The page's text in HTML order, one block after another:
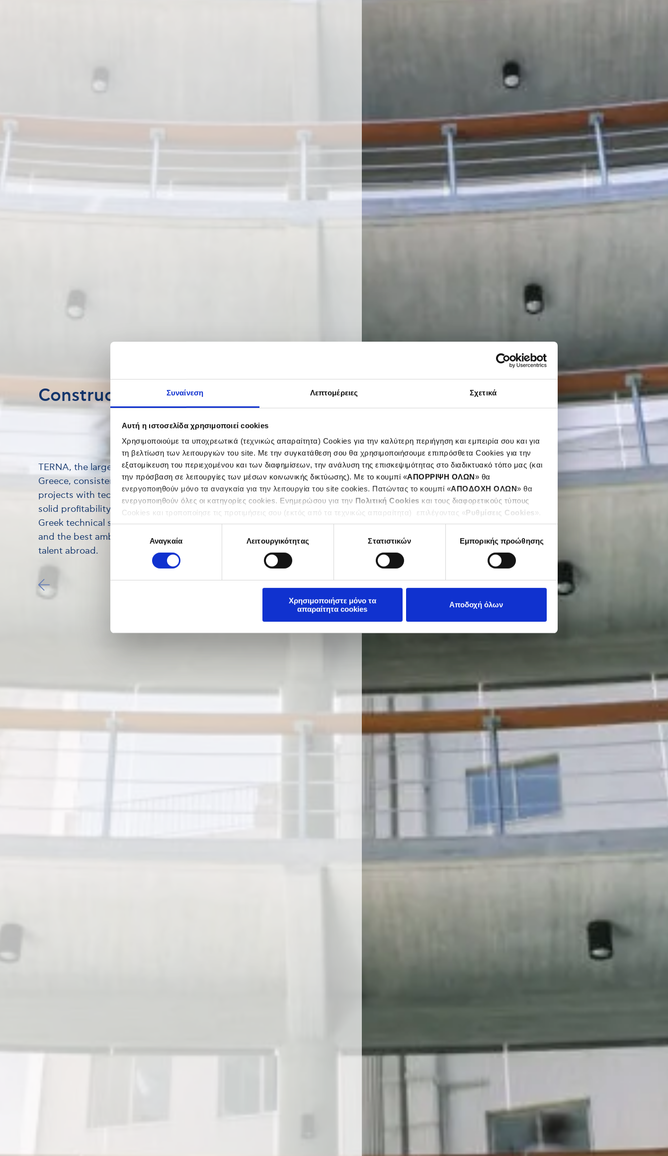
Συναίνεση Λεπτομέρειες Σχετικά
Αυτή η ιστοσελίδα χρησιμοποιεί cookies
Χρησιμοποιούμε τα υποχρεωτικά (τεχνικώς απαραίτητα) Cookies για την καλύτερη περιήγηση και εμπειρία σου και για
τη βελτίωση των λειτουργιών του site. Με την συγκατάθεση σου θα χρησιμοποιήσουμε επιπρόσθετα Cookies για την
εξατομίκευση του περιεχομένου και των διαφημίσεων, την ανάλυση της επισκεψιμότητας στο διαδικτυακό τόπο μας (και
την πρόσβαση σε λειτουργίες των μέσων κοινωνικής δικτύωσης). Με το κουμπί «ΑΠΟΡΡΙΨΗ ΟΛΩΝ» θα
ενεργοποιηθούν μόνο τα αναγκαία για την λειτουργία του site cookies. Πατώντας το κουμπί «ΑΠΟΔΟΧΗ ΟΛΩΝ» θα
ενεργοποιηθούν όλες οι κατηγορίες cookies. Ενημερώσου για την Πολιτική Cookies και τους διαφορετικούς τύπους
Cookies και τροποποίησε τις προτιμήσεις σου (εκτός από τα τεχνικώς απαραίτητα) επιλέγοντας «Ρυθμίσεις Cookies».
συγκατάθεσηςΑναγκαία Λειτουργικότητας Στατιστικών Εμπορικής προώθησης
Χρησιμοποιήστε μόνο τα
απαραίτητα cookies
Αποδοχή όλων
Construction
TERNA, the largest construction company in
Greece, consistently delivers high-specification
projects with technical excellence, reliability, and
solid profitability. We are a reference point for the
Greek technical sector, the most reliable partner
and the best ambassador of Greek engineering
talent abroad.